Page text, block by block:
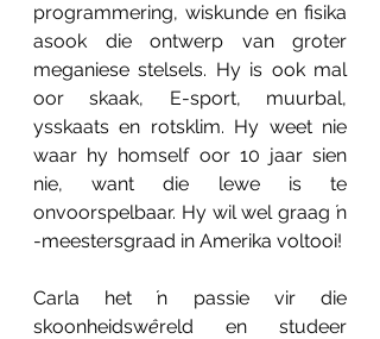
programmering, wiskunde en fisika
asook die ontwerp van groter
meganiese stelsels. Hy is ook mal
oor skaak, E-sport, muurbal,
ysskaats en rotsklim. Hy weet nie
waar hy homself oor 10 jaar sien
nie, want die lewe is te
onvoorspelbaar. Hy wil wel graag ŉ
-meestersgraad in Amerika voltooi!
Carla het ŉ passie vir die
skoonheidswêreld en studeer